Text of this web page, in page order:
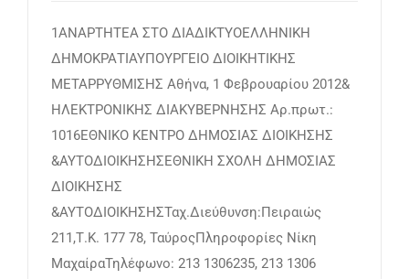
1ΑΝΑΡΤΗΤΕΑ ΣΤΟ ΔΙΑΔΙΚΤΥΟΕΛΛΗΝΙΚΗ
ΔΗΜΟΚΡΑΤΙΑΥΠΟΥΡΓΕΙΟ ΔΙΟΙΚΗΤΙΚΗΣ
ΜΕΤΑΡΡΥΘΜΙΣΗΣ Αθήνα, 1 Φεβρουαρίου 2012&
ΗΛΕΚΤΡΟΝΙΚΗΣ ΔΙΑΚΥΒΕΡΝΗΣΗΣ Αρ.πρωτ.:
1016ΕΘΝΙΚΟ ΚΕΝΤΡΟ ΔΗΜΟΣΙΑΣ ΔΙΟΙΚΗΣΗΣ
&ΑΥΤΟΔΙΟΙΚΗΣΗΣΕΘΝΙΚΗ ΣΧΟΛΗ ΔΗΜΟΣΙΑΣ
ΔΙΟΙΚΗΣΗΣ
&ΑΥΤΟΔΙΟΙΚΗΣΗΣΤαχ.Διεύθυνση:Πειραιώς
211,Τ.Κ. 177 78, ΤαύροςΠληροφορίες Νίκη
ΜαχαίραΤηλέφωνο: 213 1306235, 213 1306